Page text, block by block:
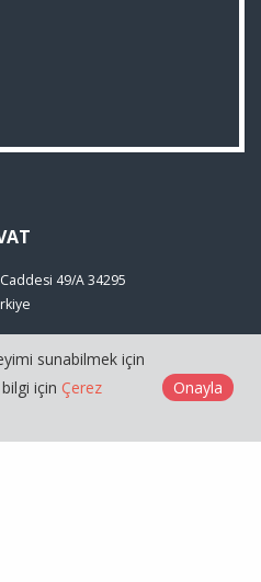
49/A 34295
sunabilmek için
için Çerez
Onayla